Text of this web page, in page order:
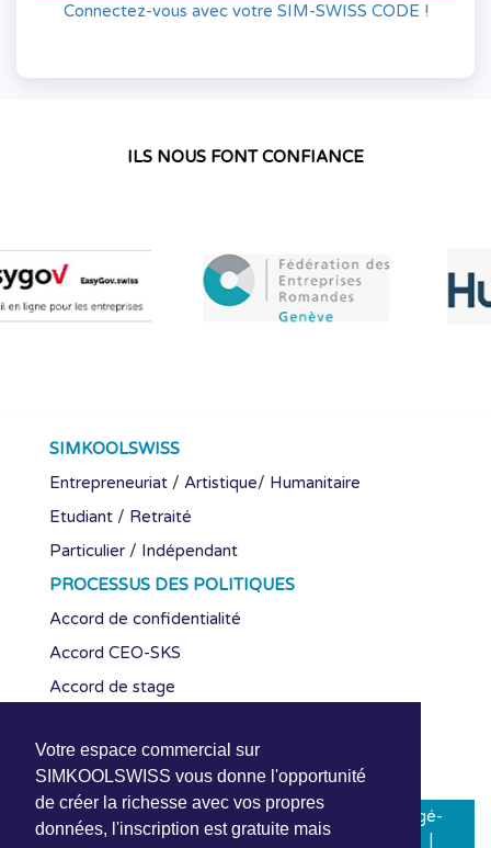
Votre espace commercial sur
SIMKOOLSWISS vous donne l'opportunité
de créer la richesse avec vos propres
données, l'inscription est gratuite mais
Connectez-vous avec votre SIM-SWISS CODE !
ILS NOUS FONT CONFIANCE
SIMKOOLSWISS
Entrepreneuriat / Artistique/ Humanitaire
Etudiant / Retraité
Particulier / Indépendant
PROCESSUS DES POLITIQUES
Accord de confidentialité
Accord CEO-SKS
Accord de stage
SIMKOOLSWISS
1994-2026 | Licence-Hébergé-
Protégé-Sécurisé en Suisse (LHPSS) |
SIMSwiss |